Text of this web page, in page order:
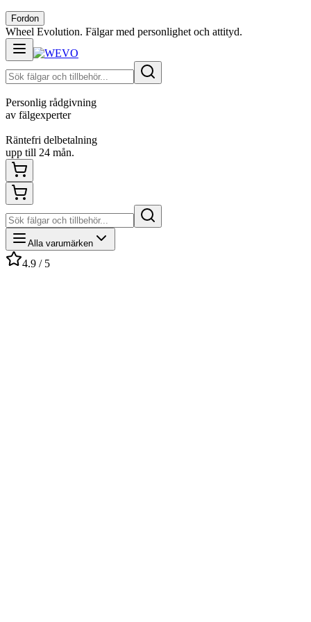
Fordon
Wheel Evolution. Fälgar med personlighet och attityd.
Personlig rådgivning
av fälgexperter
Räntefri delbetalning
upp till 24 mån.
Alla varumärken
4.9 / 5